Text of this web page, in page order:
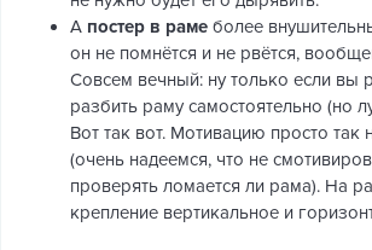
А постер в раме более
он не помнётся и не рвётся,
Совсем вечный: ну только если вы
разбить раму самостоятельно (но
Вот так вот. Мотивацию просто так
(очень надеемся, что не
проверять ломается ли рама). На
крепление вертикальное и